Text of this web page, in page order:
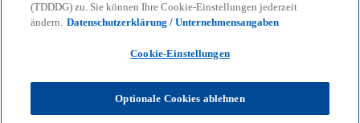
Kontaktinformationen
Prager Straße 15 - 17
(TDDDG) zu. Sie können Ihre Cookie-Einstellungen jederzeit
ändern. Datenschutzerklärung / Unternehmensangaben
Cookie-Einstellungen
Optionale Cookies ablehnen